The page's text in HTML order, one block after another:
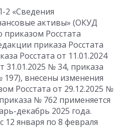
2 «Сведения
активы» (ОКУД
Росстата
приказа Росстата
Росстата от 11.01.2024
31.01.2025 № 34, приказа
197), внесены изменения
Росстата от 29.12.2025 №
№ 762 применяется
декабрь 2025 года.
12 января по 8 февраля